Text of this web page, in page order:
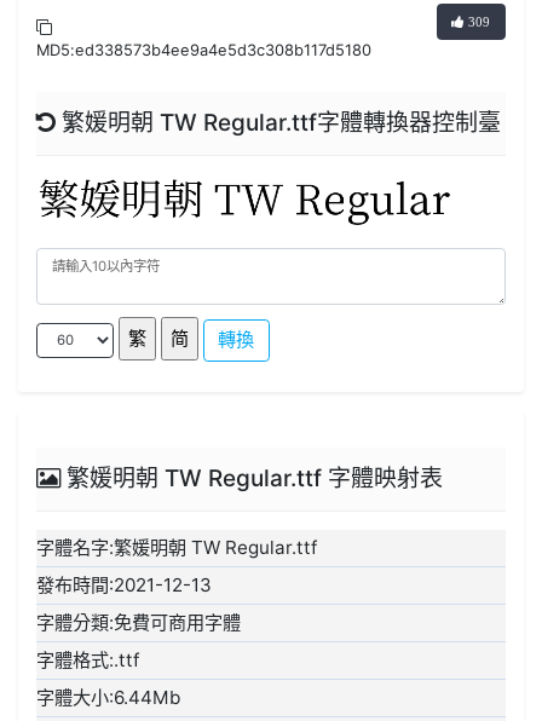
MD5:ed338573b4ee9a4e5d3c308b117d5180
309
繁媛明朝 TW Regular.ttf字體轉換器控制臺
轉換
繁媛明朝 TW Regular.ttf 字體映射表
字體名字:繁媛明朝 TW Regular.ttf
發布時間:2021-12-13
字體分類:免費可商用字體
字體格式:.ttf
字體大小:6.44Mb